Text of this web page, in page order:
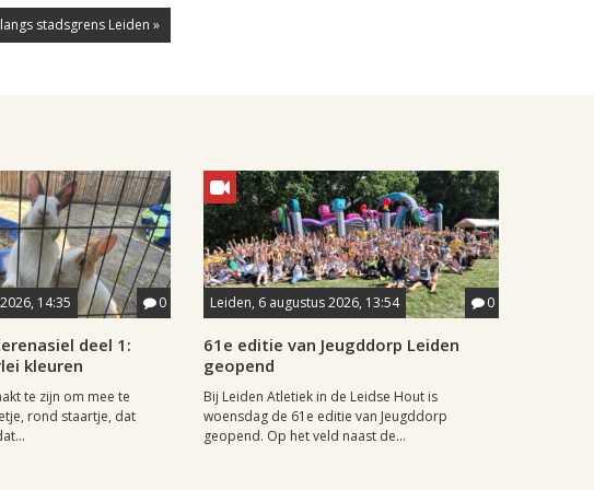
stadsgrens Leiden »
14:35 0
deel 1:
kleuren
te zijn om mee te
rond staartje, dat
Leiden, 6 augustus 2026, 13:54 0
61e editie van Jeugddorp Leiden
geopend
Bij Leiden Atletiek in de Leidse Hout is
woensdag de 61e editie van Jeugddorp
geopend. Op het veld naast de...